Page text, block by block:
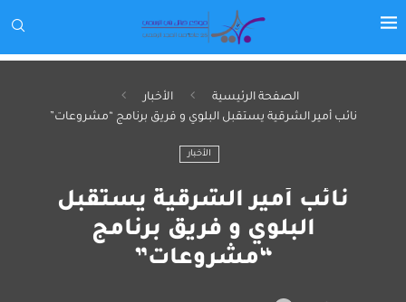
الصفحة الرئيسية
الأخبار
نائب أمير الشرقية يستقبل البلوي و فريق برنامج “مشروعات”
الأخبار
نائب أمير الشرقية يستقبل
البلوي و فريق برنامج
“مشروعات”